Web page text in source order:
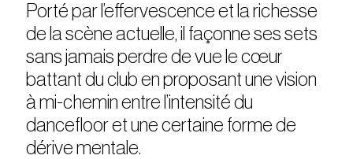
Porté par l’effervescence et la richesse
de la scène actuelle, il façonne ses sets
sans jamais perdre de vue le cœur
battant du club en proposant une vision
à mi-chemin entre l’intensité du
dancefloor et une certaine forme de
dérive mentale.